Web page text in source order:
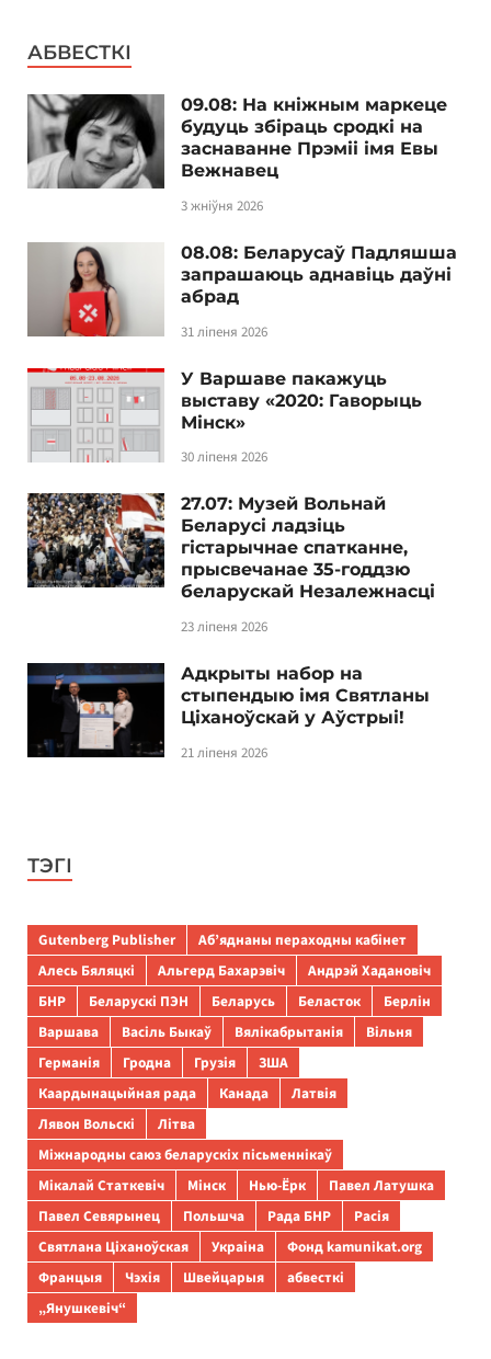
АБВЕСТКІ
09.08: На кніжным маркеце
будуць збіраць сродкі на
заснаванне Прэміі імя Евы
Вежнавец
3 жніўня 2026
08.08: Беларусаў Падляшша
запрашаюць аднавіць даўні
абрад
31 ліпеня 2026
У Варшаве пакажуць
выставу «2020: Гаворыць
Мінск»
30 ліпеня 2026
27.07: Музей Вольнай
Беларусі ладзіць
гістарычнае спатканне,
прысвечанае 35-годдзю
беларускай Незалежнасці
23 ліпеня 2026
Адкрыты набор на
стыпендыю імя Святланы
Ціханоўскай у Аўстрыі!
21 ліпеня 2026
ТЭГІ
Gutenberg Publisher
Аб’яднаны пераходны кабінет
Алесь Бяляцкі
Альгерд Бахарэвіч
Андрэй Хадановіч
БНР
Беларускі ПЭН Беларусь Беласток
Берлін
Варшава
Васіль Быкаў Вялікабрытанія
Вільня
Германія
Гродна Грузія
ЗША
Каардынацыйная рада
Канада
Латвія
Лявон Вольскі
Літва
Міжнародны саюз беларускіх пісьменнікаў
Мікалай Статкевіч
Мінск Нью-Ёрк
Павел Латушка
Павел Севярынец
Польшча Рада БНР
Расія
Святлана Ціханоўская
Украіна
Фонд kamunikat.org
Францыя
Чэхія Швейцарыя
абвесткі
„Янушкевіч“